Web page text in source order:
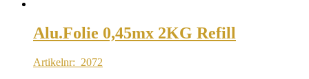
Alu.Folie 0,45mx 2KG Refill
Artikelnr: 2072